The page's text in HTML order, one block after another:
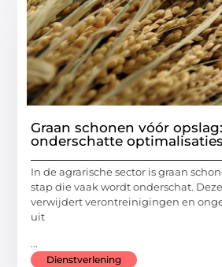
Graan schonen vóór
onderschatte
In de agrarische sector is graan
stap die vaak wordt onderschat.
verwijdert verontreinigingen en
uit
...
Dienstverlening